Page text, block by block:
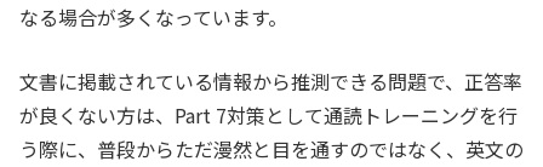
なる場合が多くなっています。
文書に掲載されている情報から推測できる問題で、正答率
が良くない方は、Part 7対策として通読トレーニングを行
う際に、普段からただ漫然と目を通すのではなく、英文の